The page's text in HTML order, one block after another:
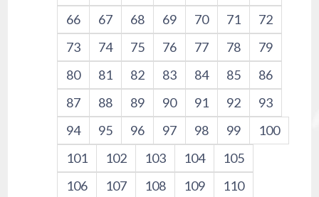
66
67 68 69 70 71
72
73
74 75 76 77 78
79
80
81 82 83 84 85
86
87
88 89 90 91 92
93
94
95 96 97 98 99
100
101
102 103 104
105
106
107 108 109
110